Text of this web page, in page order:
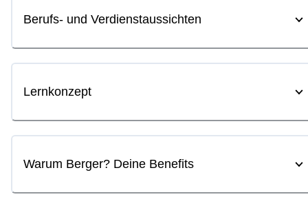
Berufs- und Verdienstaussichten
Lernkonzept
Warum Berger? Deine Benefits